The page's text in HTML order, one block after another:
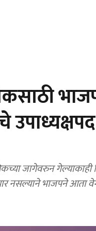
जागेवरुन
नसल्याने भाजपने आता